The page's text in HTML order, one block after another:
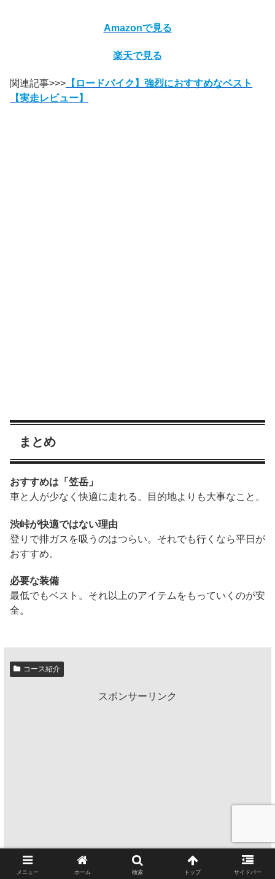
Amazonで見る
楽天で見る
関連記事>>> 【ロードバイク】強烈におすすめなベスト
【実走レビュー】
まとめ
おすすめは「笠岳」
車と人が少なく快適に走れる。目的地よりも大事なこと。
渋峠が快適ではない理由
登りで排ガスを吸うのはつらい。それでも行くなら平日が
おすすめ。
必要な装備
最低でもベスト。それ以上のアイテムをもっていくのが安
全。
コース紹介
スポンサーリンク
メニュー ホーム 検索 トップ サイドバー